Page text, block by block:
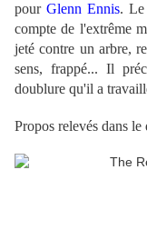
pour Glenn Ennis. Le
compte de l'extrême
jeté contre un arbre,
sens, frappé... Il
doublure qu'il a
Propos relevés dans